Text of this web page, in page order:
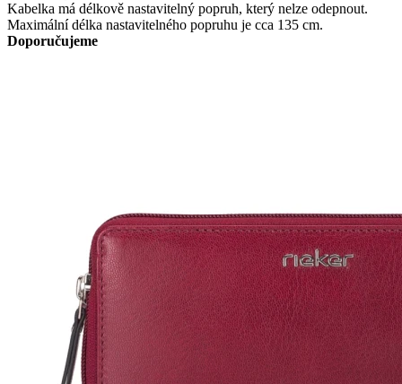
Kabelka má délkově nastavitelný popruh, který nelze odepnout.
Maximální délka nastavitelného popruhu je cca 135 cm.
Doporučujeme